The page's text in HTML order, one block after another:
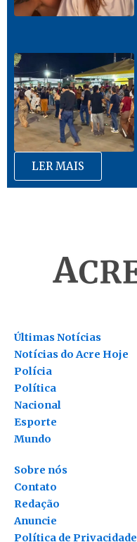
LER MAIS
Últimas Notícias
Notícias do Acre Hoje
Polícia
Política
Nacional
Esporte
Mundo
Contato
Redação
Anuncie
Política de Privacidade
Sobre nós